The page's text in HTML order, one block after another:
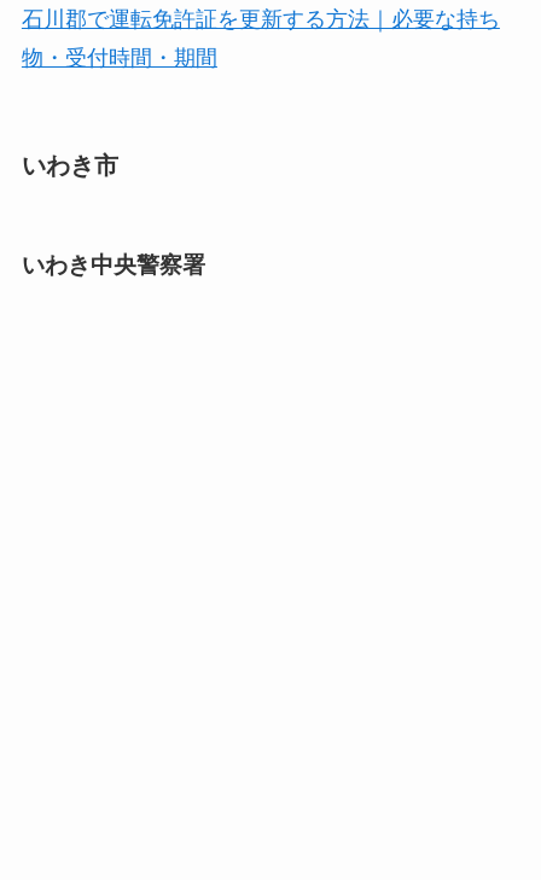
石川郡で運転免許証を更新する方法｜必要な持ち
物・受付時間・期間
いわき市
いわき中央警察署